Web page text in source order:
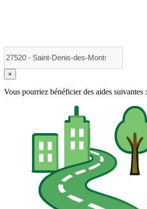
×
Vous pourriez bénéficier des aides suivantes :